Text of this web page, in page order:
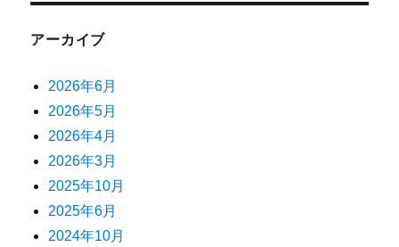
アーカイブ
2026年6月
2026年5月
2026年4月
2026年3月
2025年10月
2025年6月
2024年10月